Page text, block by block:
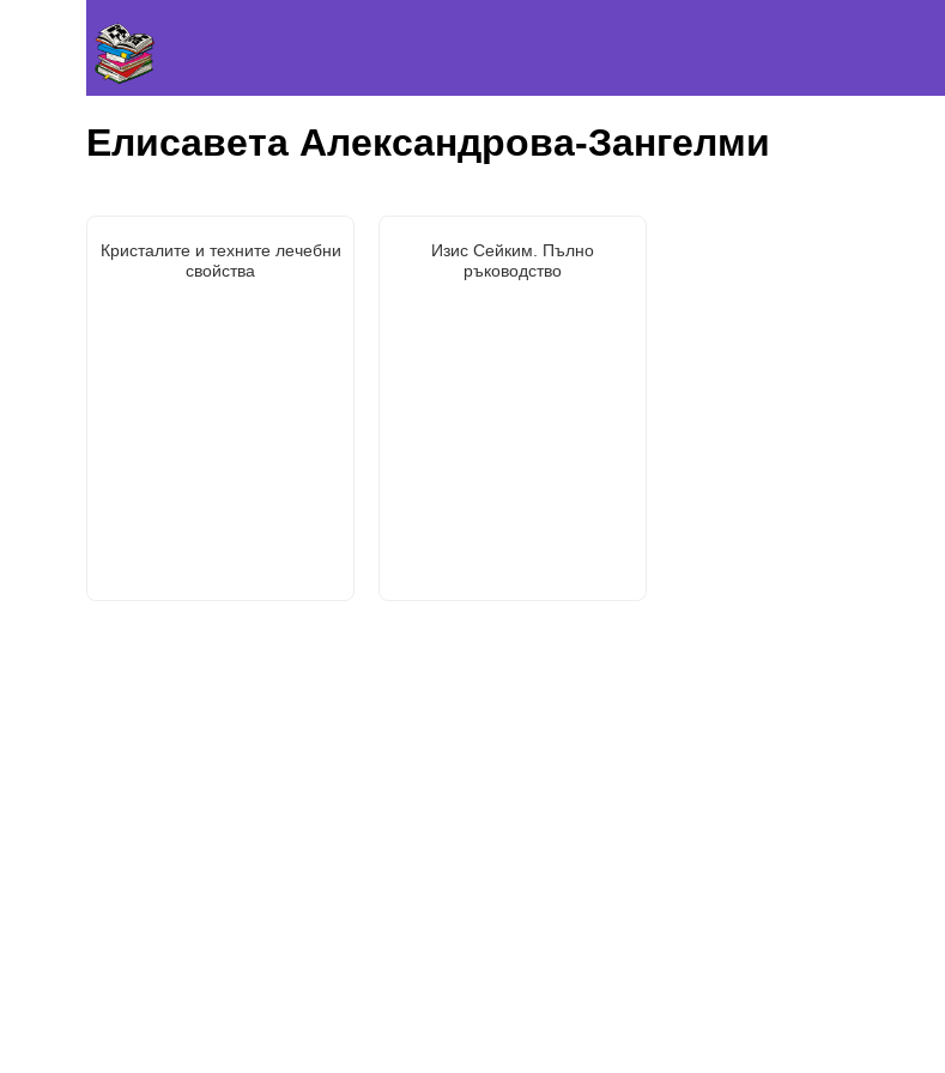
Елисавета Александрова-Зангелми
Кристалите и техните лечебни
свойства
Изис Сейким. Пълно
ръководство